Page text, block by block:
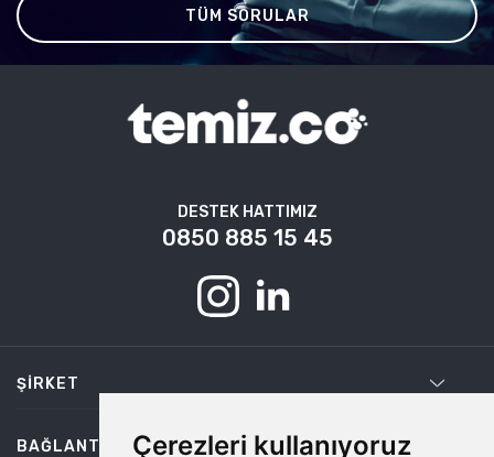
Çerezleri kullanıyoruz
TÜM SORULAR
DESTEK HATTIMIZ
0850 885 15 45
ŞIRKET
BAĞLANTILAR